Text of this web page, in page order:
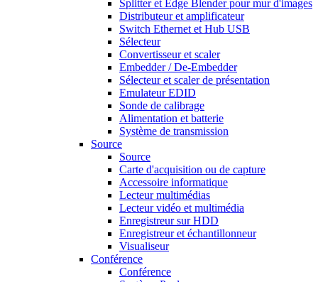
Splitter et Edge Blender pour mur d'images
Distributeur et amplificateur
Switch Ethernet et Hub USB
Sélecteur
Convertisseur et scaler
Embedder / De-Embedder
Sélecteur et scaler de présentation
Emulateur EDID
Sonde de calibrage
Alimentation et batterie
Système de transmission
Source
Source
Carte d'acquisition ou de capture
Accessoire informatique
Lecteur multimédias
Lecteur vidéo et multimédia
Enregistreur sur HDD
Enregistreur et échantillonneur
Visualiseur
Conférence
Conférence